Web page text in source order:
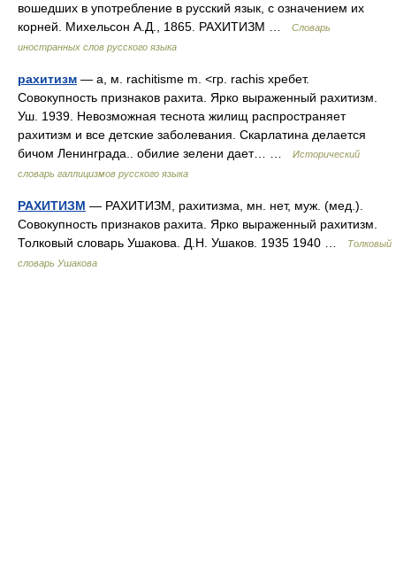
вошедших в употребление в русский язык, с означением их
корней. Михельсон А.Д., 1865. РАХИТИЗМ …
Словарь
иностранных слов русского языка
рахитизм — а, м. rachitisme m. <гр. rachis хребет.
Совокупность признаков рахита. Ярко выраженный рахитизм.
Уш. 1939. Невозможная теснота жилищ распространяет
рахитизм и все детские заболевания. Скарлатина делается
бичом Ленинграда.. обилие зелени дает… …
Исторический
словарь галлицизмов русского языка
РАХИТИЗМ — РАХИТИЗМ, рахитизма, мн. нет, муж. (мед.).
Совокупность признаков рахита. Ярко выраженный рахитизм.
Толковый словарь Ушакова. Д.Н. Ушаков. 1935 1940 …
Толковый
словарь Ушакова